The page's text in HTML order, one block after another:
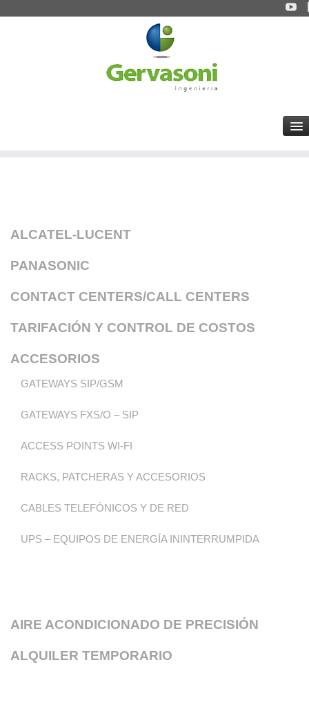
ALCATEL-LUCENT
PANASONIC
CONTACT CENTERS/CALL CENTERS
TARIFACIÓN Y CONTROL DE COSTOS
ACCESORIOS
GATEWAYS SIP/GSM
GATEWAYS FXS/O – SIP
ACCESS POINTS WI-FI
RACKS, PATCHERAS Y ACCESORIOS
CABLES TELEFÓNICOS Y DE RED
UPS – EQUIPOS DE ENERGÍA ININTERRUMPIDA
AIRE ACONDICIONADO DE PRECISIÓN
ALQUILER TEMPORARIO